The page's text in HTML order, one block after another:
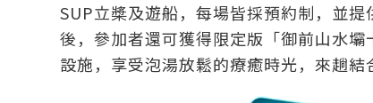
SUP立槳及遊船，每場皆採預約制，並
後，參加者還可獲得限定版「御前山水
設施，享受泡湯放鬆的療癒時光，來趟結